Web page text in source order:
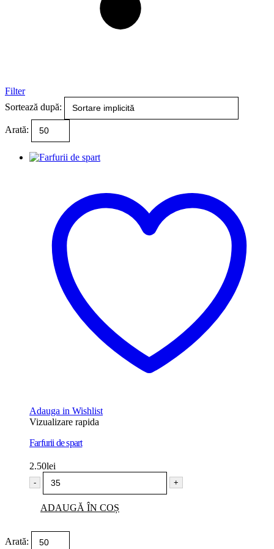
Filter
Sortează după:
Arată:
Adauga in Wishlist
Vizualizare rapida
Farfurii de spart
2.50lei
- +
ADAUGĂ ÎN COȘ
Arată: